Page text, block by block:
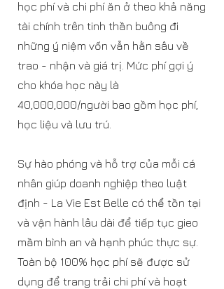
học phí và chi phí ăn ở theo khả năng
tài chính trên tinh thần buông đi
những ý niệm vốn vẫn hằn sâu về
trao - nhận và giá trị. Mức phí gợi ý
cho khóa học này là
40,000,000/người bao gồm học phí,
học liệu và lưu trú.
Sự hào phóng và hỗ trợ của mỗi cá
nhân giúp doanh nghiệp theo luật
định - La Vie Est Belle có thể tồn tại
và vận hành lâu dài để tiếp tục gieo
mầm bình an và hạnh phúc thực sự.
Toàn bộ 100% học phí sẽ được sử
dụng để trang trải chi phí và hoạt